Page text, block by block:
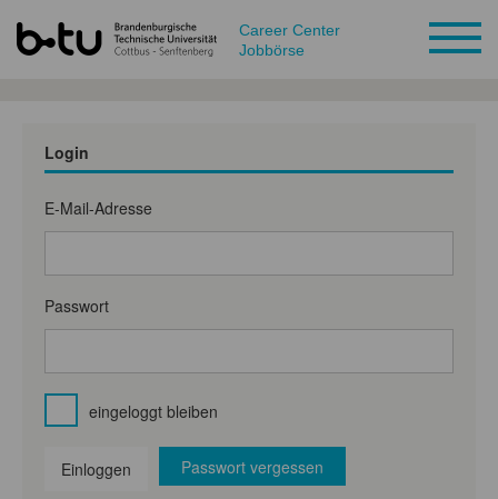
Career Center
Jobbörse
Login
E-Mail-Adresse
Passwort
eingeloggt bleiben
Einloggen Passwort vergessen